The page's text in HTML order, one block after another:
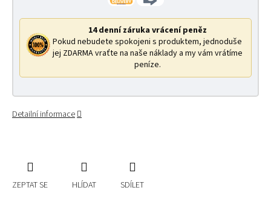
14 denní záruka vrácení peněz
Pokud nebudete spokojeni s produktem, jednoduše
jej ZDARMA vraťte na naše náklady a my vám vrátíme
peníze.
Detailní informace
ZEPTAT SE HLÍDAT SDÍLET